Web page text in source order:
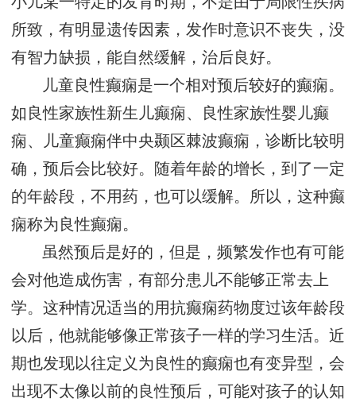
所致，有明显遗传因素，发作时意识不丧失，没
有智力缺损，能自然缓解，治后良好。
儿童良性癫痫是一个相对预后较好的癫痫。
如良性家族性新生儿癫痫、良性家族性婴儿癫
痫、儿童癫痫伴中央颞区棘波癫痫，诊断比较明
确，预后会比较好。随着年龄的增长，到了一定
的年龄段，不用药，也可以缓解。所以，这种癫
痫称为良性癫痫。
虽然预后是好的，但是，频繁发作也有可能
会对他造成伤害，有部分患儿不能够正常去上
学。这种情况适当的用抗癫痫药物度过该年龄段
以后，他就能够像正常孩子一样的学习生活。近
期也发现以往定义为良性的癫痫也有变异型，会
出现不太像以前的良性预后，可能对孩子的认知